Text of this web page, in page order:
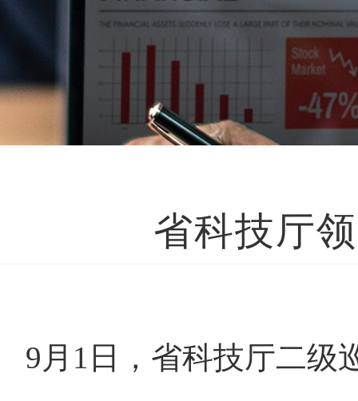
省科技厅
9月1日，省科技厅二级